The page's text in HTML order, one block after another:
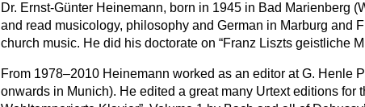
Dr. Ernst-Günter Heinemann, born in 1945 in Bad Marienberg
and read musicology, philosophy and German in Marburg and
church music. He did his doctorate on “Franz Liszts geistliche
From 1978–2010 Heinemann worked as an editor at G. Henle
onwards in Munich). He edited a great many Urtext editions for